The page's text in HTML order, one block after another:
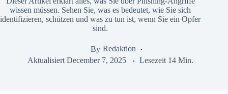
wissen müssen. Sehen Sie, was es bedeutet, wie Sie sich
identifizieren, schützen und was zu tun ist, wenn Sie ein Opfer
sind.
By Redaktion
Aktualisiert December 7, 2025 Lesezeit 14 Min.